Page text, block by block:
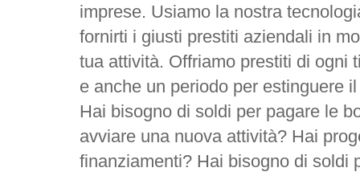
imprese. Usiamo la nostra
fornirti i giusti prestiti aziendali in
tua attività. Offriamo prestiti di ogni
e anche un periodo per estinguere
Hai bisogno di soldi per pagare le
avviare una nuova attività? Hai
finanziamenti? Hai bisogno di soldi